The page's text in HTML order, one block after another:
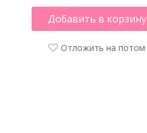
Добавить в корзину
Отложить на потом